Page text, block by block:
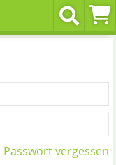
Passwort vergessen